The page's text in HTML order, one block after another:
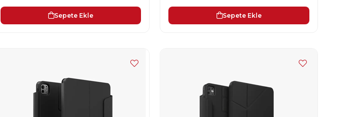
Sepete Ekle Sepete Ekle